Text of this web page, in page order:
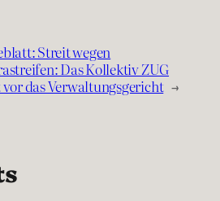
Streit wegen
Das Kollektiv ZUG
vor das Verwaltungsgericht →